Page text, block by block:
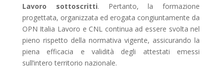
Lavoro sottoscritti. Pertanto, la formazione
progettata, organizzata ed erogata congiuntamente da
OPN Italia Lavoro e CNL continua ad essere svolta nel
pieno rispetto della normativa vigente, assicurando la
piena efficacia e validità degli attestati emessi
sull’intero territorio nazionale.